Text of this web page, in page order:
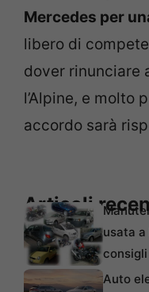
Mercedes per
libero di
dover rinunciare
l’Alpine, e molto
accordo sarà
Articoli
usata
Auto